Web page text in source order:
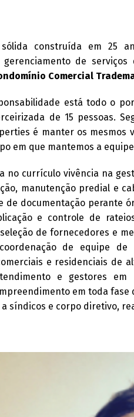
construída em 25
gerenciamento de serviços
Comercial
está todo o
de 15 pessoas.
é manter os mesmos
em que mantemos a
no currículo vivência na
manutenção predial e
de documentação perante
e controle de
de fornecedores e
coordenação de equipe
e residenciais de
e gestores em
em toda
síndicos e corpo diretivo,